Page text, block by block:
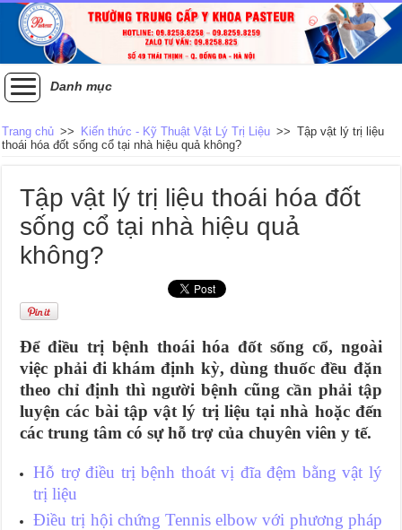
Danh mục
Trang chủ >> Kiến thức - Kỹ Thuật Vật Lý Trị Liệu >> Tập vật lý trị liệu
thoái hóa đốt sống cổ tại nhà hiệu quả không?
Tập vật lý trị liệu thoái hóa đốt
sống cổ tại nhà hiệu quả
không?
Để điều trị bệnh thoái hóa đốt sống cổ, ngoài
việc phải đi khám định kỳ, dùng thuốc đều đặn
theo chỉ định thì người bệnh cũng cần phải tập
luyện các bài tập vật lý trị liệu tại nhà hoặc đến
các trung tâm có sự hỗ trợ của chuyên viên y tế.
Hỗ trợ điều trị bệnh thoát vị đĩa đệm bằng vật lý
trị liệu
Điều trị hội chứng Tennis elbow với phương pháp